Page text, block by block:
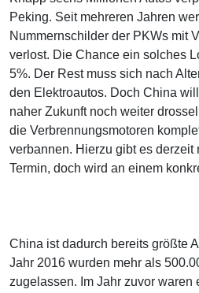
Peking. Seit mehreren Jahren
Nummernschilder der PKWs mit
verlost. Die Chance ein solches
5%. Der Rest muss sich nach
den Elektroautos. Doch China
naher Zukunft noch weiter
die Verbrennungsmotoren
verbannen. Hierzu gibt es derzeit
Termin, doch wird an einem
China ist dadurch bereits größte
Jahr 2016 wurden mehr als
zugelassen. Im Jahr zuvor waren